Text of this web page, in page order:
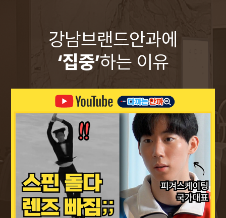
강남브랜드안과에
‘집중’하는 이유